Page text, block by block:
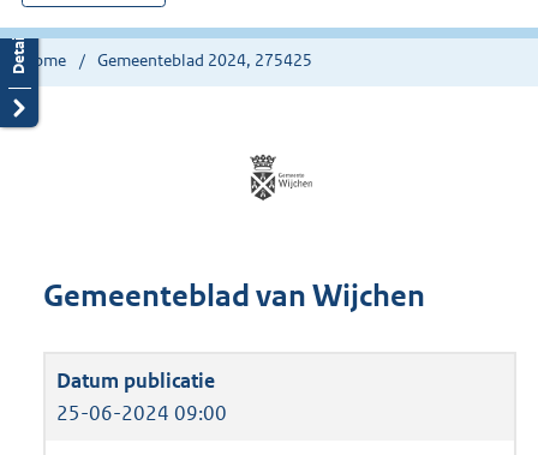
hier:
Home Gemeenteblad 2024, 275425
Gemeenteblad van Wijchen
25-06-2024 09:00